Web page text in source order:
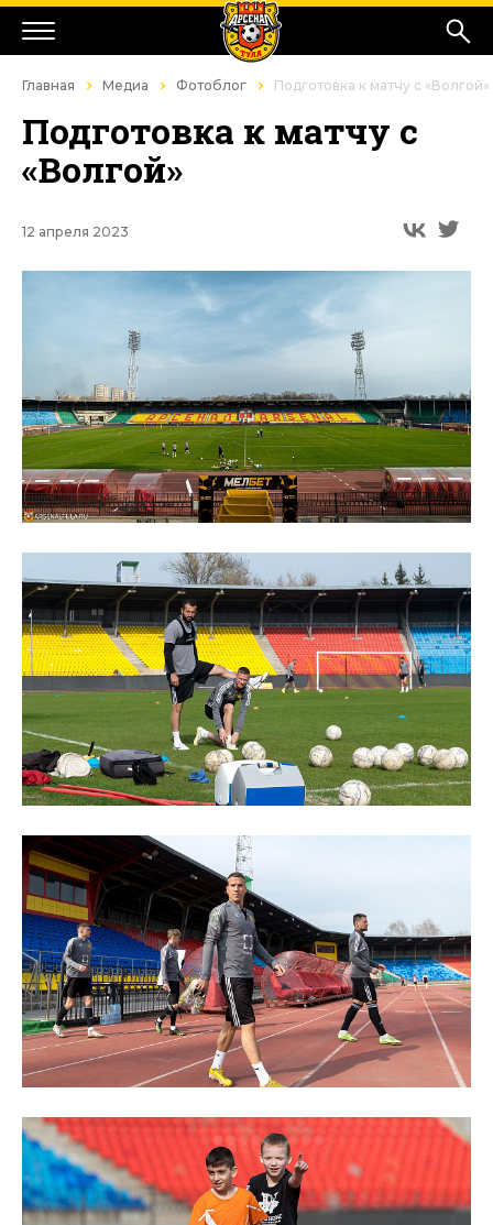
Главная Медиа Фотоблог Подготовка к матчу с «Волгой»
Подготовка к матчу с
«Волгой»
12 апреля 2023